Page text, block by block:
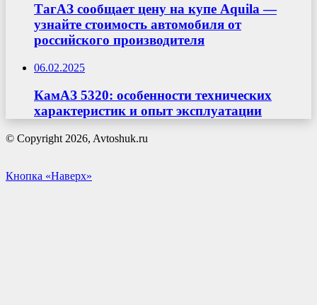
ТагАЗ сообщает цену на купе Aquila —
узнайте стоимость автомобиля от
российского производителя
06.02.2025
КамАЗ 5320: особенности технических
характеристик и опыт эксплуатации
© Copyright 2026, Avtoshuk.ru
Кнопка «Наверх»